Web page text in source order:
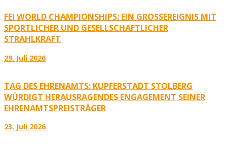
FEI WORLD CHAMPIONSHIPS: EIN GROSSEREIGNIS MIT S
PORTLICHER UND GESELLSCHAFTLICHER S
TRAHLKRAFT
29. Juli 2026
TAG DES EHRENAMTS: KUPFERSTADT STOLBERG
WÜRDIGT HERAUSRAGENDES ENGAGEMENT SEINER
EHRENAMTSPREISTRÄGER
23. Juli 2026